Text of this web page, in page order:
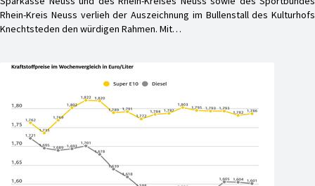
Rhein-Kreis Neuss verlieh der Auszeichnung im Bullenstall des Kulturhofs
Knechtsteden den würdigen Rahmen. Mit…